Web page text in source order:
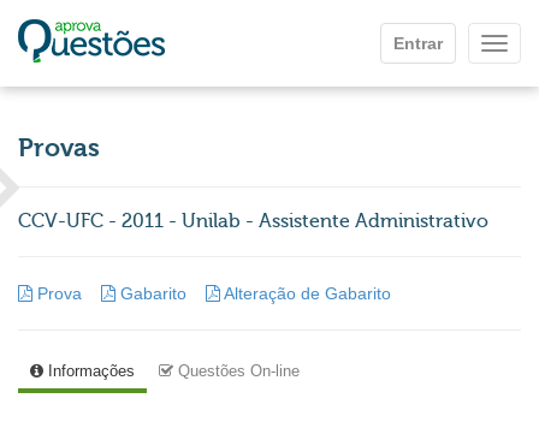
Entrar
Provas
CCV-UFC - 2011 - Unilab - Assistente Administrativo
Prova Gabarito Alteração de Gabarito
Informações Questões On-line